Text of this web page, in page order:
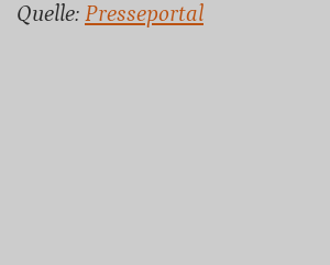
Quelle: Presseportal